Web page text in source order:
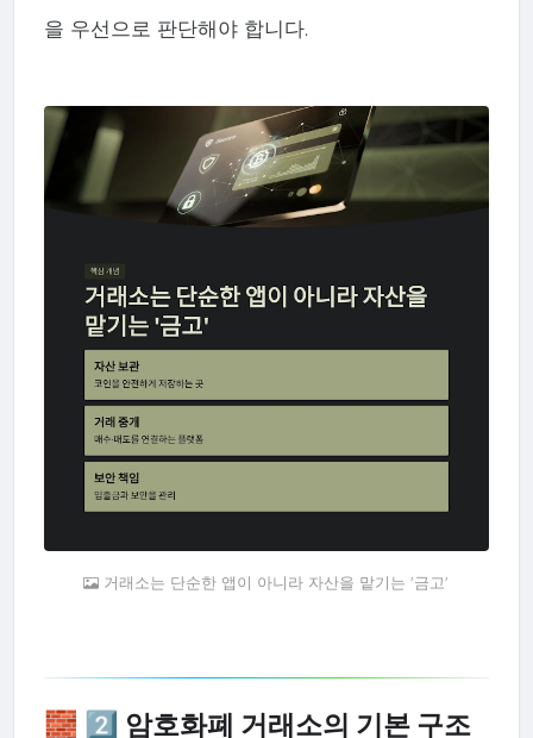
을 우선으로 판단해야 합니다.
거래소는 단순한 앱이 아니라 자산을 맡기는 '금고'
🧱 2️⃣ 암호화폐 거래소의 기본 구조